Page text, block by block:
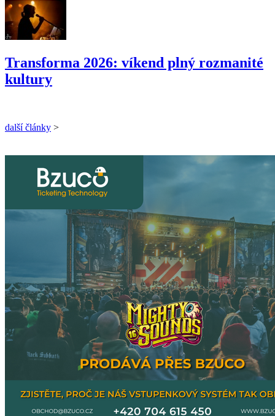
Transforma 2026: víkend plný rozmanité
kultury
další články >